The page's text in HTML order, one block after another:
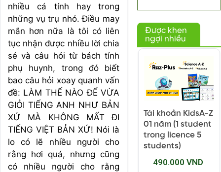
nhiều cá tính hay trong
những vụ trụ nhỏ. Điều may
mắn hơn nữa là tôi có liên
tục nhận được nhiều lời chia
sẻ và câu hỏi từ bách tính
phụ huynh, trong đó biết
bao câu hỏi xoay quanh vấn
đề: LÀM THẾ NÀO ĐỂ VỪA
GIỎI TIẾNG ANH NHƯ BẢN
XỨ MÀ KHÔNG MẤT ĐI
TIẾNG VIỆT BẢN XỨ! Nói là
lo có lẽ nhiều người cho
rằng hơi quá, nhưng cũng
có nhiều người cho rằng
Được khen
ngợi nhiều
Tài khoản KidsA-Z
01 năm (1 student
trong licence 5
students)
490.000 VND